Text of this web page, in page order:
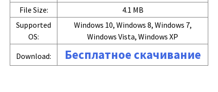
File Size:
4.1 MB
Supported
OS:
Windows 10, Windows 8, Windows 7,
Windows Vista, Windows XP
Download:
Бесплатное скачивание